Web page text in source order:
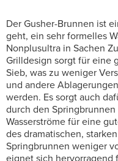
Der Gusher-Brunnen ist
geht, ein sehr formelles
Nonplusultra in Sachen
Grilldesign sorgt für eine
Sieb, was zu weniger
und andere
werden. Es sorgt auch
durch den
Wasserströme für eine
des dramatischen,
Springbrunnen weniger